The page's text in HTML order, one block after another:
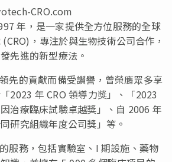
CRO.com
年，是一家提供全方位服務的全球
，專注於與生物技術公司合作，
先進的新型療法。
先的貢獻而備受讚譽，曾榮膺眾多享
2023 年 CRO 領導力獎」、「2023
治療臨床試驗卓越獎」、自 2006 年
研究組織年度公司獎」等。
服務，包括實驗室、I 期設施、藥物